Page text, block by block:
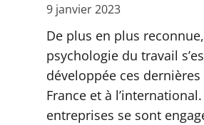
9 janvier 2023
De plus en plus
psychologie du travail
développée ces dernières
France et à l’international.
entreprises se sont